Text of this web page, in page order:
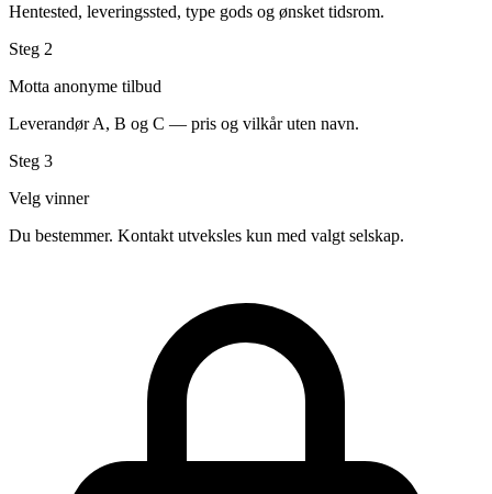
Hentested, leveringssted, type gods og ønsket tidsrom.
Steg 2
Motta anonyme tilbud
Leverandør A, B og C — pris og vilkår uten navn.
Steg 3
Velg vinner
Du bestemmer. Kontakt utveksles kun med valgt selskap.